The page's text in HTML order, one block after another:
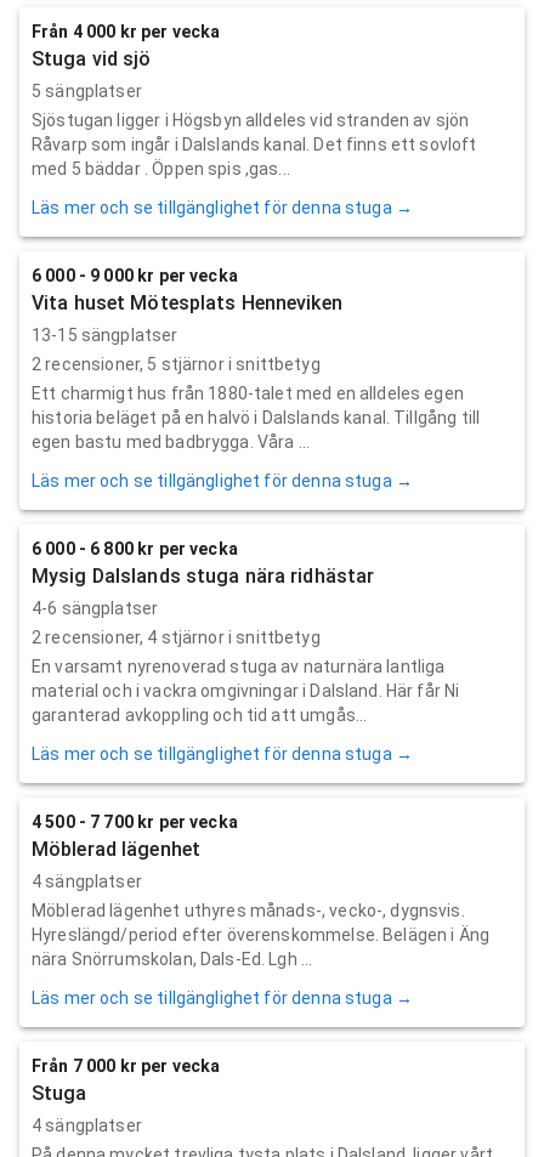
Från 4 000 kr per vecka
Stuga vid sjö
5 sängplatser
Sjöstugan ligger i Högsbyn alldeles vid stranden av sjön
Råvarp som ingår i Dalslands kanal. Det finns ett sovloft
med 5 bäddar . Öppen spis ,gas...
Läs mer och se tillgänglighet för denna stuga →
6 000 - 9 000 kr per vecka
Vita huset Mötesplats Henneviken
13-15 sängplatser
2 recensioner, 5 stjärnor i snittbetyg
Ett charmigt hus från 1880-talet med en alldeles egen
historia beläget på en halvö i Dalslands kanal. Tillgång till
egen bastu med badbrygga. Våra ...
Läs mer och se tillgänglighet för denna stuga →
6 000 - 6 800 kr per vecka
Mysig Dalslands stuga nära ridhästar
4-6 sängplatser
2 recensioner, 4 stjärnor i snittbetyg
En varsamt nyrenoverad stuga av naturnära lantliga
material och i vackra omgivningar i Dalsland. Här får Ni
garanterad avkoppling och tid att umgås...
Läs mer och se tillgänglighet för denna stuga →
4 500 - 7 700 kr per vecka
Möblerad lägenhet
4 sängplatser
Möblerad lägenhet uthyres månads-, vecko-, dygnsvis.
Hyreslängd/period efter överenskommelse. Belägen i Äng
nära Snörrumskolan, Dals-Ed. Lgh ...
Läs mer och se tillgänglighet för denna stuga →
Från 7 000 kr per vecka
Stuga
4 sängplatser